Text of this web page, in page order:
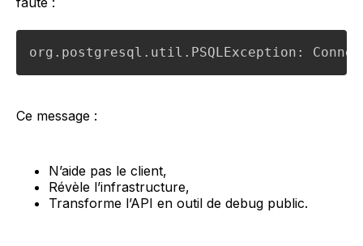
org.postgresql.util.PSQLException:
Ce message :
N’aide pas le client,
Révèle l’infrastructure,
Transforme l’API en outil de debug public.